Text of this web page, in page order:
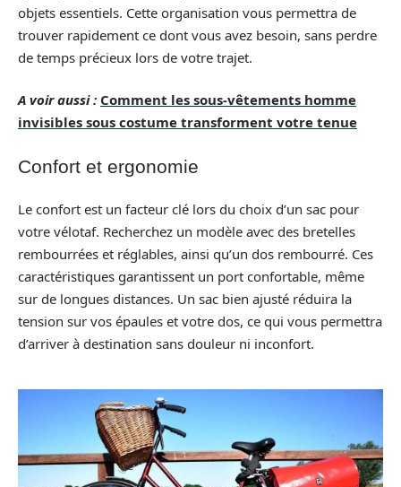
objets essentiels. Cette organisation vous permettra de
trouver rapidement ce dont vous avez besoin, sans perdre
de temps précieux lors de votre trajet.
A voir aussi : Comment les sous-vêtements homme
invisibles sous costume transforment votre tenue
Confort et ergonomie
Le confort est un facteur clé lors du choix d’un sac pour
votre vélotaf. Recherchez un modèle avec des bretelles
rembourrées et réglables, ainsi qu’un dos rembourré. Ces
caractéristiques garantissent un port confortable, même
sur de longues distances. Un sac bien ajusté réduira la
tension sur vos épaules et votre dos, ce qui vous permettra
d’arriver à destination sans douleur ni inconfort.